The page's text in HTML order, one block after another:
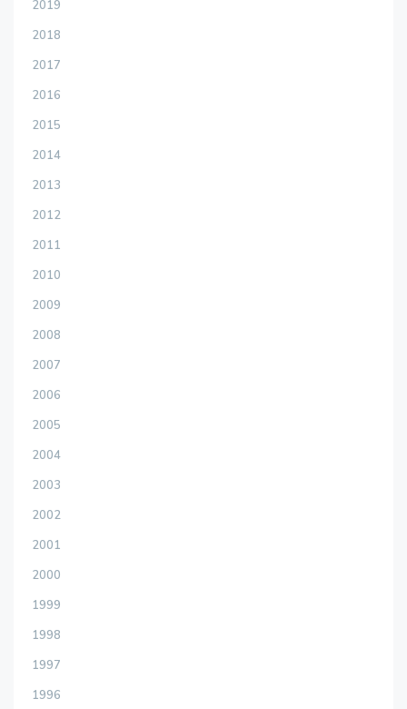
2019
2018
2017
2016
2015
2014
2013
2012
2011
2010
2009
2008
2007
2006
2005
2004
2003
2002
2001
2000
1999
1998
1997
1996